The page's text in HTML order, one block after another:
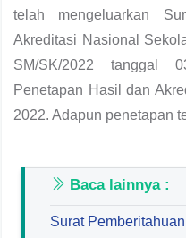
telah mengeluarkan
Akreditasi Nasional
SM/SK/2022 tanggal
Penetapan Hasil dan
2022. Adapun penetapan
Baca lainnya :
Surat